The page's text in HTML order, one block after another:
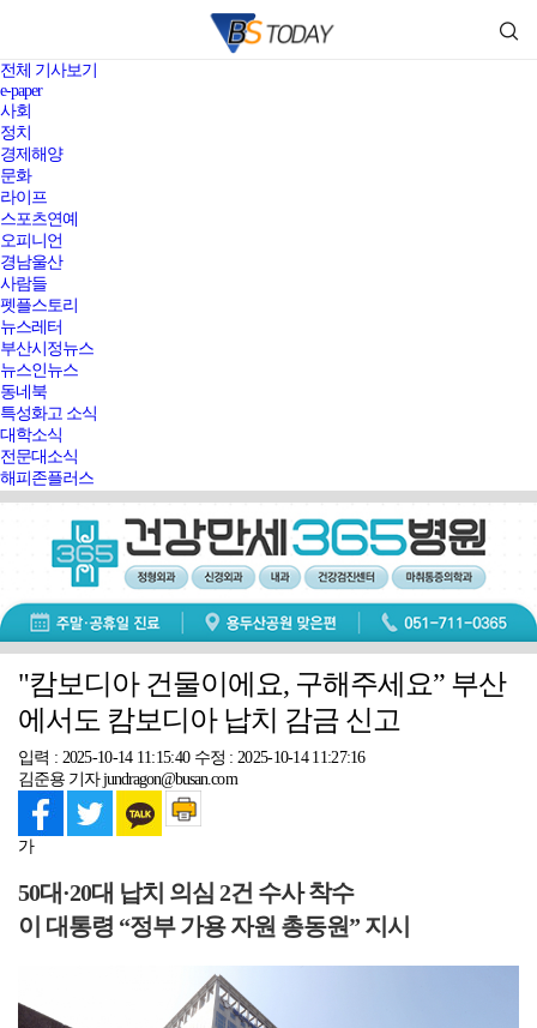
전체 기사보기
e-paper
사회
정치
경제해양
문화
라이프
스포츠연예
오피니언
경남울산
사람들
펫플스토리
뉴스레터
부산시정뉴스
뉴스인뉴스
동네북
특성화고 소식
대학소식
전문대소식
해피존플러스
"캄보디아 건물이에요, 구해주세요” 부산
에서도 캄보디아 납치 감금 신고
입력 : 2025-10-14 11:15:40 수정 : 2025-10-14 11:27:16
김준용 기자 jundragon@busan.com
가
50대·20대 납치 의심 2건 수사 착수
이 대통령 “정부 가용 자원 총동원” 지시